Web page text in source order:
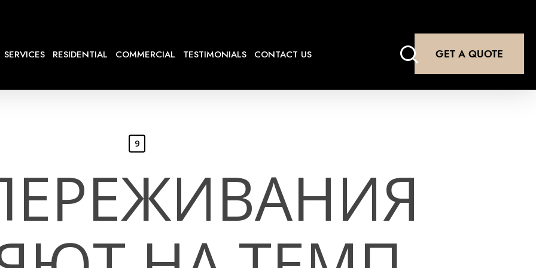
SERVICES RESIDENTIAL COMMERCIAL TESTIMONIALS CONTACT US GET A QUOTE
search
9